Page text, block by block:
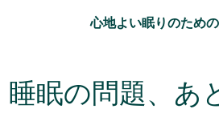
心地よい眠りのため
睡眠の問題、あ